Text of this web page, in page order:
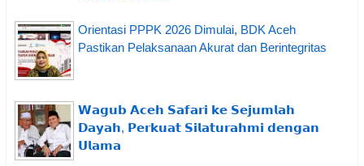
Orientasi PPPK 2026 Dimulai, BDK Aceh
Pastikan Pelaksanaan Akurat dan Berintegritas
𝗪𝗮𝗴𝘂𝗯 𝗔𝗰𝗲𝗵 𝗦𝗮𝗳𝗮𝗿𝗶 𝗸𝗲 𝗦𝗲𝗷𝘂𝗺𝗹𝗮𝗵
𝗗𝗮𝘆𝗮𝗵, 𝗣𝗲𝗿𝗸𝘂𝗮𝘁 𝗦𝗶𝗹𝗮𝘁𝘂𝗿𝗮𝗵𝗺𝗶 𝗱𝗲𝗻𝗴𝗮𝗻
𝗨𝗹𝗮𝗺𝗮